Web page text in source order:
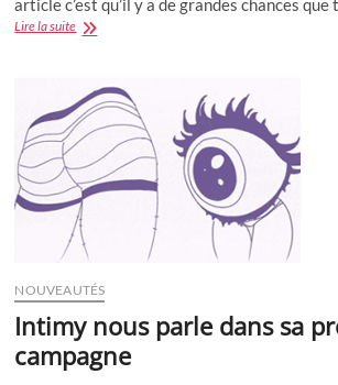
article c’est qu’il y a de grandes chances
Lire la suiteConseils
choisir
ses
préservatifs
?
NOUVEAUTÉS
Intimy nous parle dans sa
campagne